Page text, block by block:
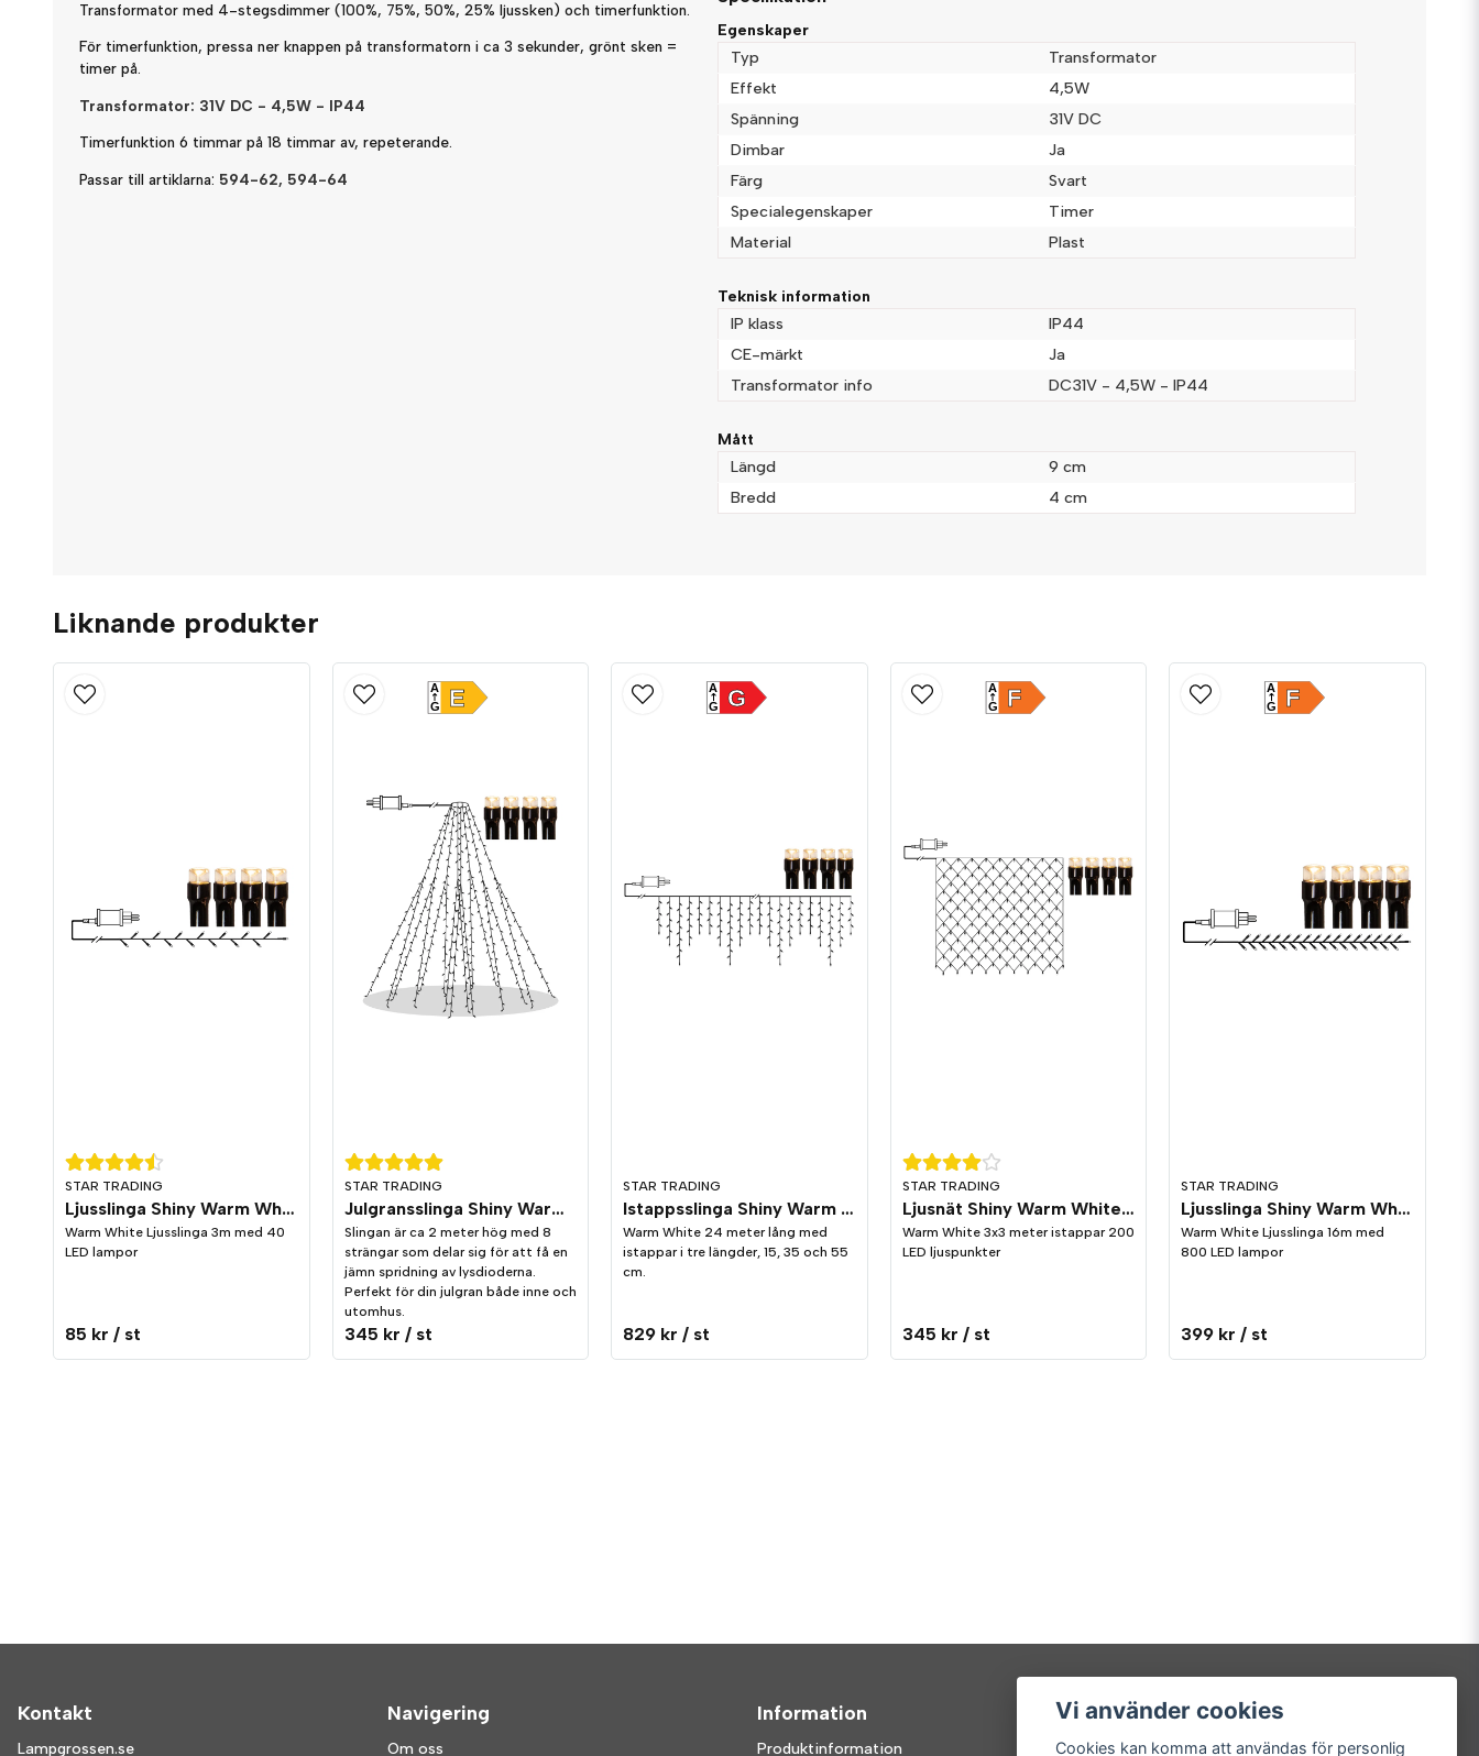
Transformator med 4-stegsdimmer (100%, 75%, 50%, 25% ljussken) och timerfunktion.
För timerfunktion, pressa ner knappen på transformatorn i ca 3 sekunder, grönt sken =
timer på.
Transformator: 31V DC - 4,5W - IP44
Timerfunktion 6 timmar på 18 timmar av, repeterande.
Passar till artiklarna: 594-62, 594-64
question
name
Namn email
Mejladress
Egenskaper
Typ
Transformator
Effekt
4,5W
Spänning
31V DC
Dimbar
Ja
Färg
Svart
Specialegenskaper
Timer
Material
Plast
Teknisk information
IP klass
IP44
CE-märkt
Ja
Transformator info
DC31V - 4,5W - IP44
Mått
Längd
9 cm
Bredd
4 cm
Liknande produkter
STAR TRADING
Ljusslinga Shiny Warm White 3m 7cm mellan lamporna
Warm White Ljusslinga 3m med 40
LED lampor
85 kr / st
STAR TRADING
Julgransslinga Shiny Warm White 2 meter
Slingan är ca 2 meter hög med 8
strängar som delar sig för att få en
jämn spridning av lysdioderna.
Perfekt för din julgran både inne och
utomhus.
345 kr / st
E
A
G
STAR TRADING
Istappsslinga Shiny Warm White 24m
Warm White 24 meter lång med
istappar i tre längder, 15, 35 och 55
cm.
829 kr / st
G
A
G
STAR TRADING
Ljusnät Shiny Warm White 3x3 meter
Warm White 3x3 meter istappar 200
LED ljuspunkter
345 kr / st
F
A
G
STAR TRADING
Ljusslinga Shiny Warm White 16m 2cm mellan lamporna
Warm White Ljusslinga 16m med
800 LED lampor
399 kr / st
F
A
G
Kontakt
Lampgrossen.se
Navigering
Om oss
Information
Produktinformation
Mitt konto
Logga in
Vi använder cookies
Cookies kan komma att användas för personlig